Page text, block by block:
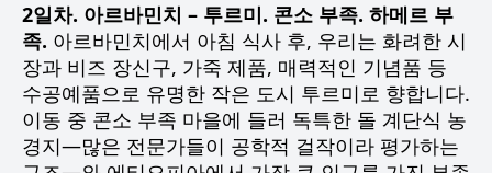
2일차. 아르바민치 – 투르미. 콘소 부족. 하메르 부
족. 아르바민치에서 아침 식사 후, 우리는 화려한 시
장과 비즈 장신구, 가죽 제품, 매력적인 기념품 등
수공예품으로 유명한 작은 도시 투르미로 향합니다.
이동 중 콘소 부족 마을에 들러 독특한 돌 계단식 농
경지—많은 전문가들이 공학적 걸작이라 평가하는